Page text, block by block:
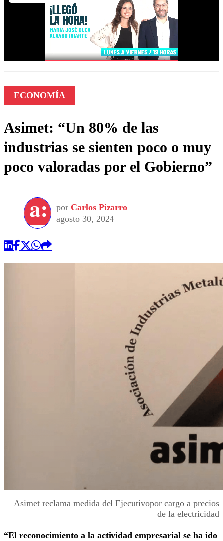
ECONOMÍA
Asimet: “Un 80% de las
industrias se sienten poco o muy
poco valoradas por el Gobierno”
por Carlos Pizarro
agosto 30, 2024
Asimet reclama medida del Ejecutivopor cargo a precios
de la electricidad
“El reconocimiento a la actividad empresarial se ha ido